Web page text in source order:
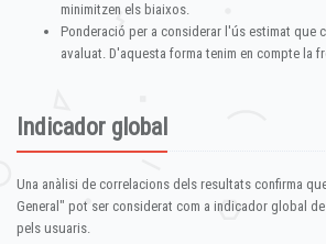
minimitzen els biaixos.
Ponderació per a considerar l'ús estimat que
avaluat. D'aquesta forma tenim en compte la
Indicador global
Una anàlisi de correlacions dels resultats confirma
General" pot ser considerat com a indicador global
pels usuaris.